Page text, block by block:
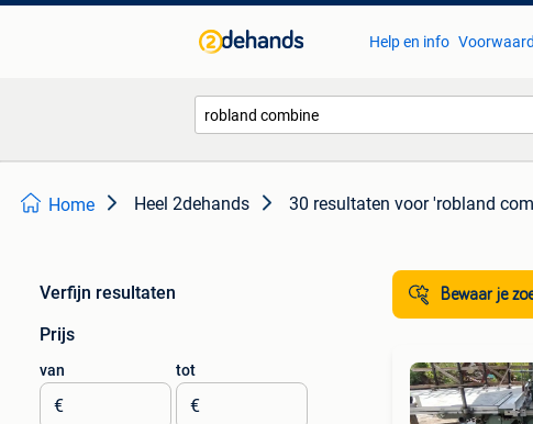
Help en info
Home Heel 2dehands 30 resultaten voor 'robland
Verfijn resultaten
Prijs
van
€
tot
€
Bewaar je